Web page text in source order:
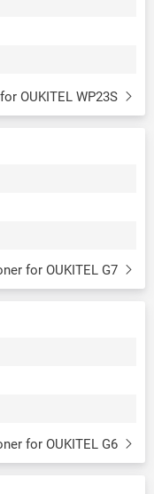
OUKITEL WP23S
for OUKITEL G7
for OUKITEL G6